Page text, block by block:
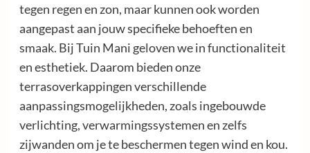
tegen regen en zon, maar kunnen ook worden
aangepast aan jouw specifieke behoeften en
smaak. Bij Tuin Mani geloven we in functionaliteit
en esthetiek. Daarom bieden onze
terrasoverkappingen verschillende
aanpassingsmogelijkheden, zoals ingebouwde
verlichting, verwarmingssystemen en zelfs
zijwanden om je te beschermen tegen wind en kou.